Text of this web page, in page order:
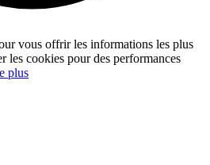
vous offrir les informations les plus
les cookies pour des performances
plus